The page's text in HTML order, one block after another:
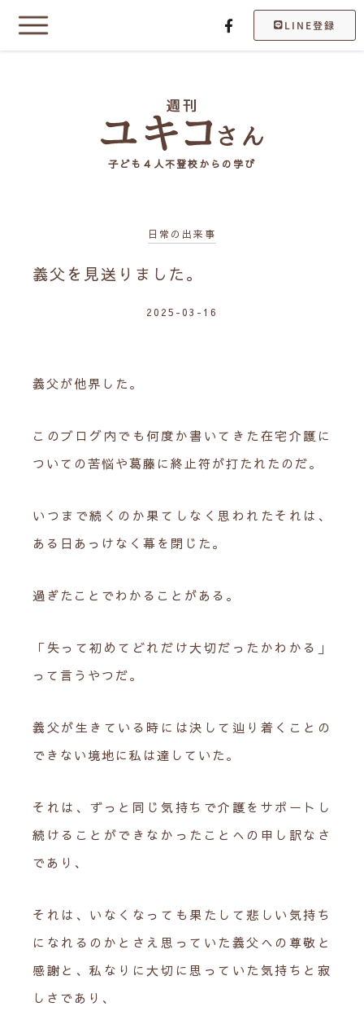
LINE登録
子ども４人不登校からの学び
日常の出来事
義父を見送りました。
2025-03-16
義父が他界した。
このブログ内でも何度か書いてきた在宅介護に
ついての苦悩や葛藤に終止符が打たれたのだ。
いつまで続くのか果てしなく思われたそれは、
ある日あっけなく幕を閉じた。
過ぎたことでわかることがある。
「失って初めてどれだけ大切だったかわかる」
って言うやつだ。
義父が生きている時には決して辿り着くことの
できない境地に私は達していた。
それは、ずっと同じ気持ちで介護をサポートし
続けることができなかったことへの申し訳なさ
であり、
それは、いなくなっても果たして悲しい気持ち
になれるのかとさえ思っていた義父への尊敬と
感謝と、私なりに大切に思っていた気持ちと寂
しさであり、